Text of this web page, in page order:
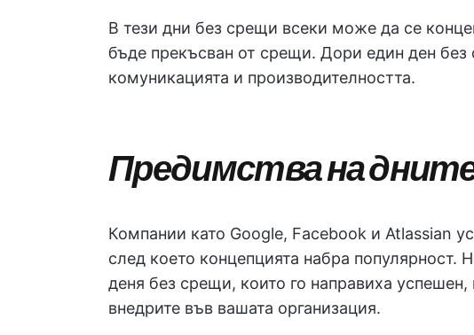
В тези дни без срещи всеки може да се
бъде прекъсван от срещи. Дори един ден
комуникацията и производителността.
Предимства на
Компании като Google, Facebook и Atlassian
след което концепцията набра популярност.
деня без срещи, които го направиха
внедрите във вашата организация.